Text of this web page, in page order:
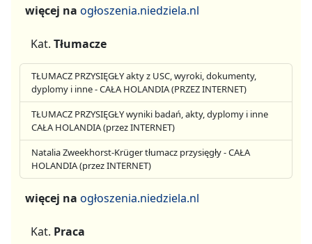
więcej na ogłoszenia.niedziela.nl
Kat. Tłumacze
TŁUMACZ PRZYSIĘGŁY akty z USC, wyroki, dokumenty,
dyplomy i inne - CAŁA HOLANDIA (PRZEZ INTERNET)
TŁUMACZ PRZYSIĘGŁY wyniki badań, akty, dyplomy i inne
CAŁA HOLANDIA (przez INTERNET)
Natalia Zweekhorst-Krüger tłumacz przysięgły - CAŁA
HOLANDIA (przez INTERNET)
więcej na ogłoszenia.niedziela.nl
Kat. Praca